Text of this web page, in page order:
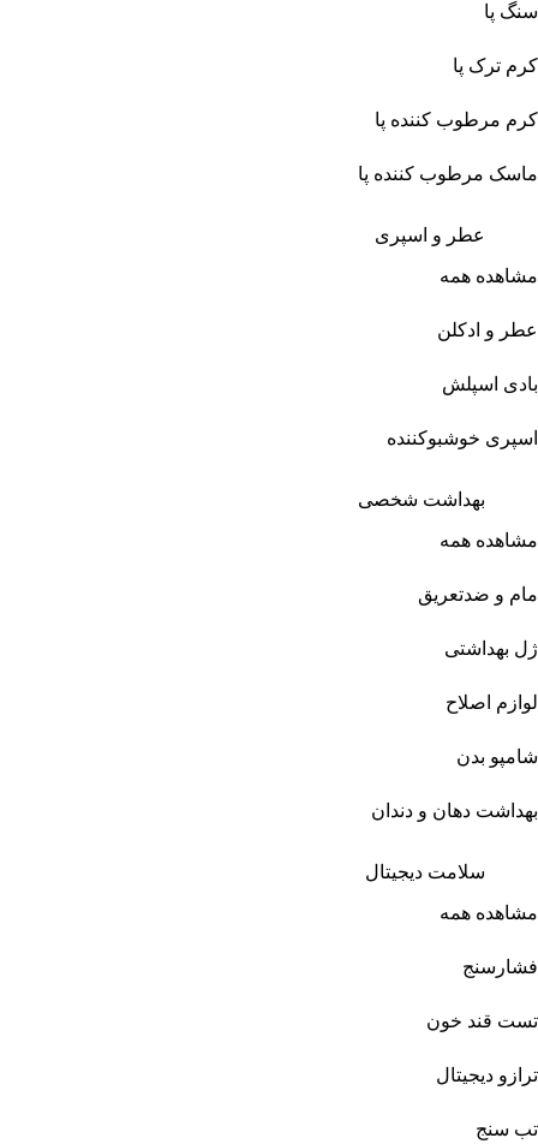
سنگ پا
کرم ترک پا
کرم مرطوب کننده پا
ماسک مرطوب کننده پا
عطر و اسپری
مشاهده همه
عطر و ادکلن
بادی اسپلش
اسپری خوشبوکننده
بهداشت شخصی
مشاهده همه
مام و ضدتعریق
ژل بهداشتی
لوازم اصلاح
شامپو بدن
بهداشت دهان و دندان
سلامت دیجیتال
مشاهده همه
فشارسنج
تست قند خون
ترازو دیجیتال
تب سنج